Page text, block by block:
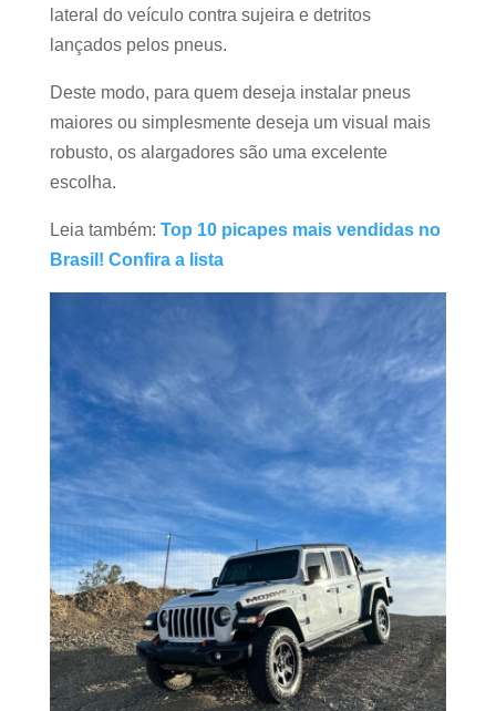
lateral do veículo contra sujeira e detritos
lançados pelos pneus.
Deste modo, para quem deseja instalar pneus
maiores ou simplesmente deseja um visual mais
robusto, os alargadores são uma excelente
escolha.
Leia também: Top 10 picapes mais vendidas no
Brasil! Confira a lista